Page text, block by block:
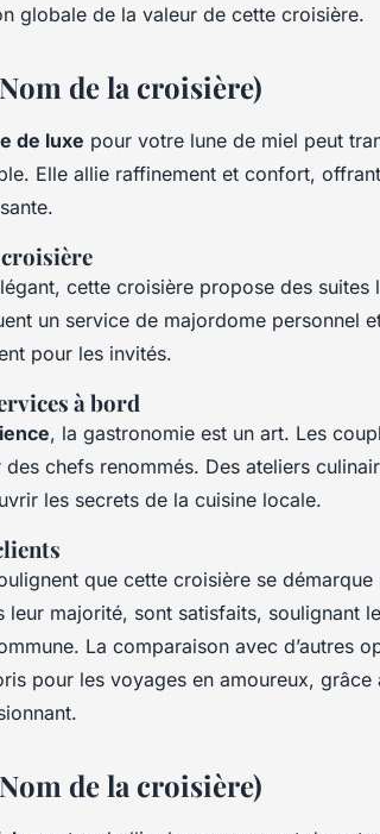
globale de la valeur de cette croisière.
de la croisière)
de luxe pour votre lune de miel peut
Elle allie raffinement et confort,
cette croisière propose des
un service de majordome personnel
pour les invités.
à bord
, la gastronomie est un art. Les
chefs renommés. Des ateliers
les secrets de la cuisine locale.
que cette croisière se
leur majorité, sont satisfaits, soulignant
La comparaison avec d’autres
pour les voyages en amoureux, grâce
de la croisière)